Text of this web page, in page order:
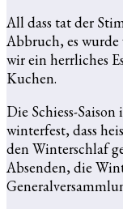
All dass tat der
Abbruch, es
wir ein herrliches
Kuchen.
Die Schiess-
winterfest, dass
den Winterschlaf
Absenden, die